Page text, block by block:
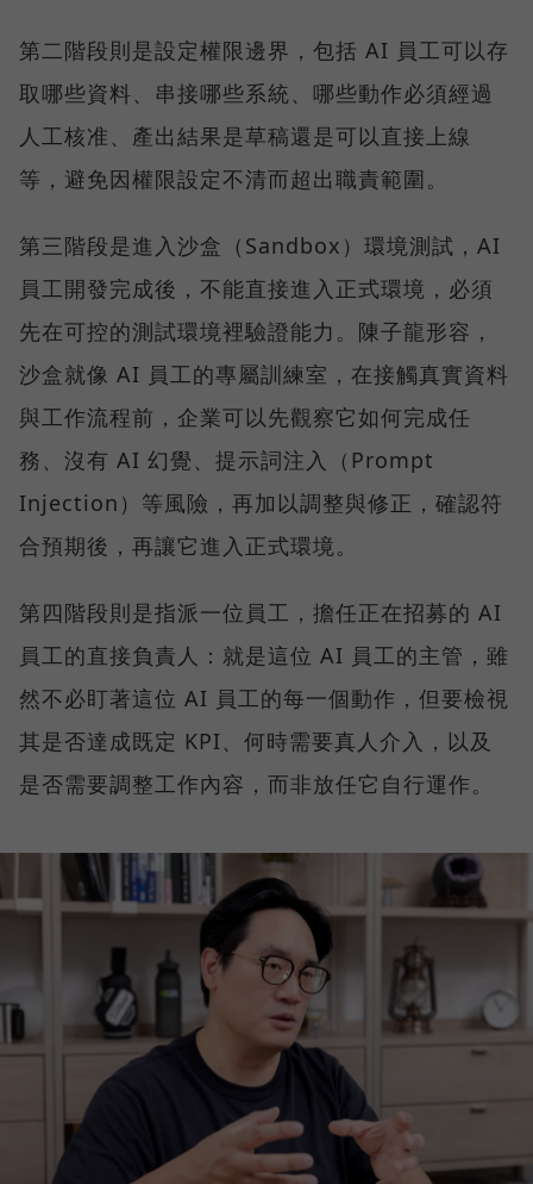
第二階段則是設定權限邊界，包括 AI 員工可以存
取哪些資料、串接哪些系統、哪些動作必須經過
人工核准、產出結果是草稿還是可以直接上線
等，避免因權限設定不清而超出職責範圍。
第三階段是進入沙盒（Sandbox）環境測試，AI
員工開發完成後，不能直接進入正式環境，必須
先在可控的測試環境裡驗證能力。陳子龍形容，
沙盒就像 AI 員工的專屬訓練室，在接觸真實資料
與工作流程前，企業可以先觀察它如何完成任
務、沒有 AI 幻覺、提示詞注入（Prompt
Injection）等風險，再加以調整與修正，確認符
合預期後，再讓它進入正式環境。
第四階段則是指派一位員工，擔任正在招募的 AI
員工的直接負責人：就是這位 AI 員工的主管，雖
然不必盯著這位 AI 員工的每一個動作，但要檢視
其是否達成既定 KPI、何時需要真人介入，以及
是否需要調整工作內容，而非放任它自行運作。